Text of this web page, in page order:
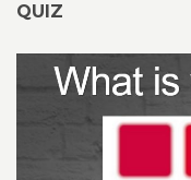
QUIZ